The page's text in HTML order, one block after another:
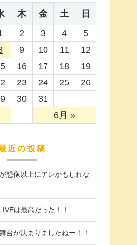
木 金 土 日
6月 »
2 3 4
5
9 10 11
12
16 17 18
19
23 24 25
26
30 31
近の投稿
想像以上にアレかもしれな
は最高だった！！
台が決まりましたねー！！